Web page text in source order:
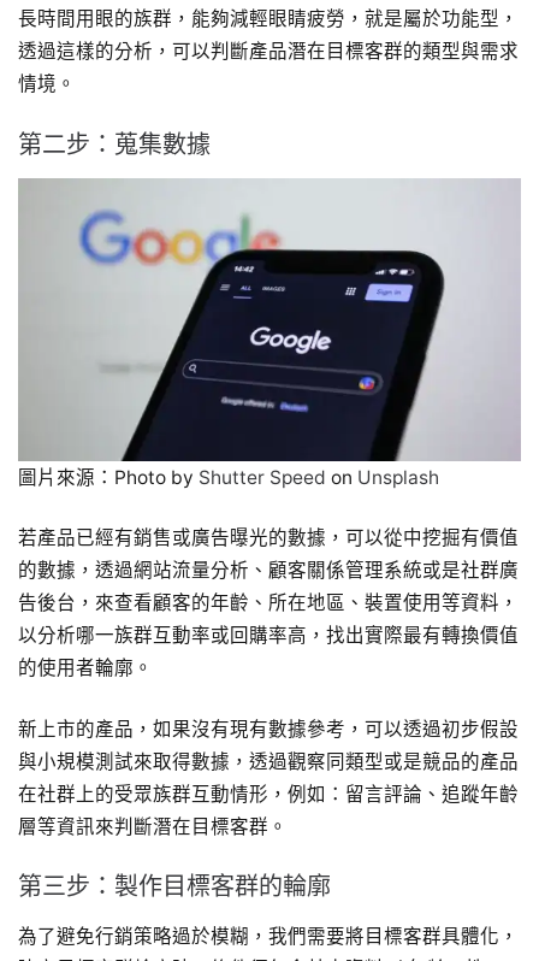
長時間用眼的族群，能夠減輕眼睛疲勞，就是屬於功能型，
透過這樣的分析，可以判斷產品潛在目標客群的類型與需求
情境。
第二步：蒐集數據
圖片來源：Photo by Shutter Speed on Unsplash
若產品已經有銷售或廣告曝光的數據，可以從中挖掘有價值
的數據，透過網站流量分析、顧客關係管理系統或是社群廣
告後台，來查看顧客的年齡、所在地區、裝置使用等資料，
以分析哪一族群互動率或回購率高，找出實際最有轉換價值
的使用者輪廓。
新上市的產品，如果沒有現有數據參考，可以透過初步假設
與小規模測試來取得數據，透過觀察同類型或是競品的產品
在社群上的受眾族群互動情形，例如：留言評論、追蹤年齡
層等資訊來判斷潛在目標客群。
第三步：製作目標客群的輪廓
為了避免行銷策略過於模糊，我們需要將目標客群具體化，